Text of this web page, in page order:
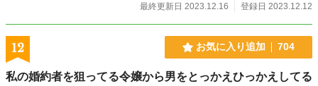
最終更新日 2023.12.16
登録日 2023.12.12
12 お気に入り追加 704
私の婚約者を狙ってる令嬢から男をとっかえひっかえしてる